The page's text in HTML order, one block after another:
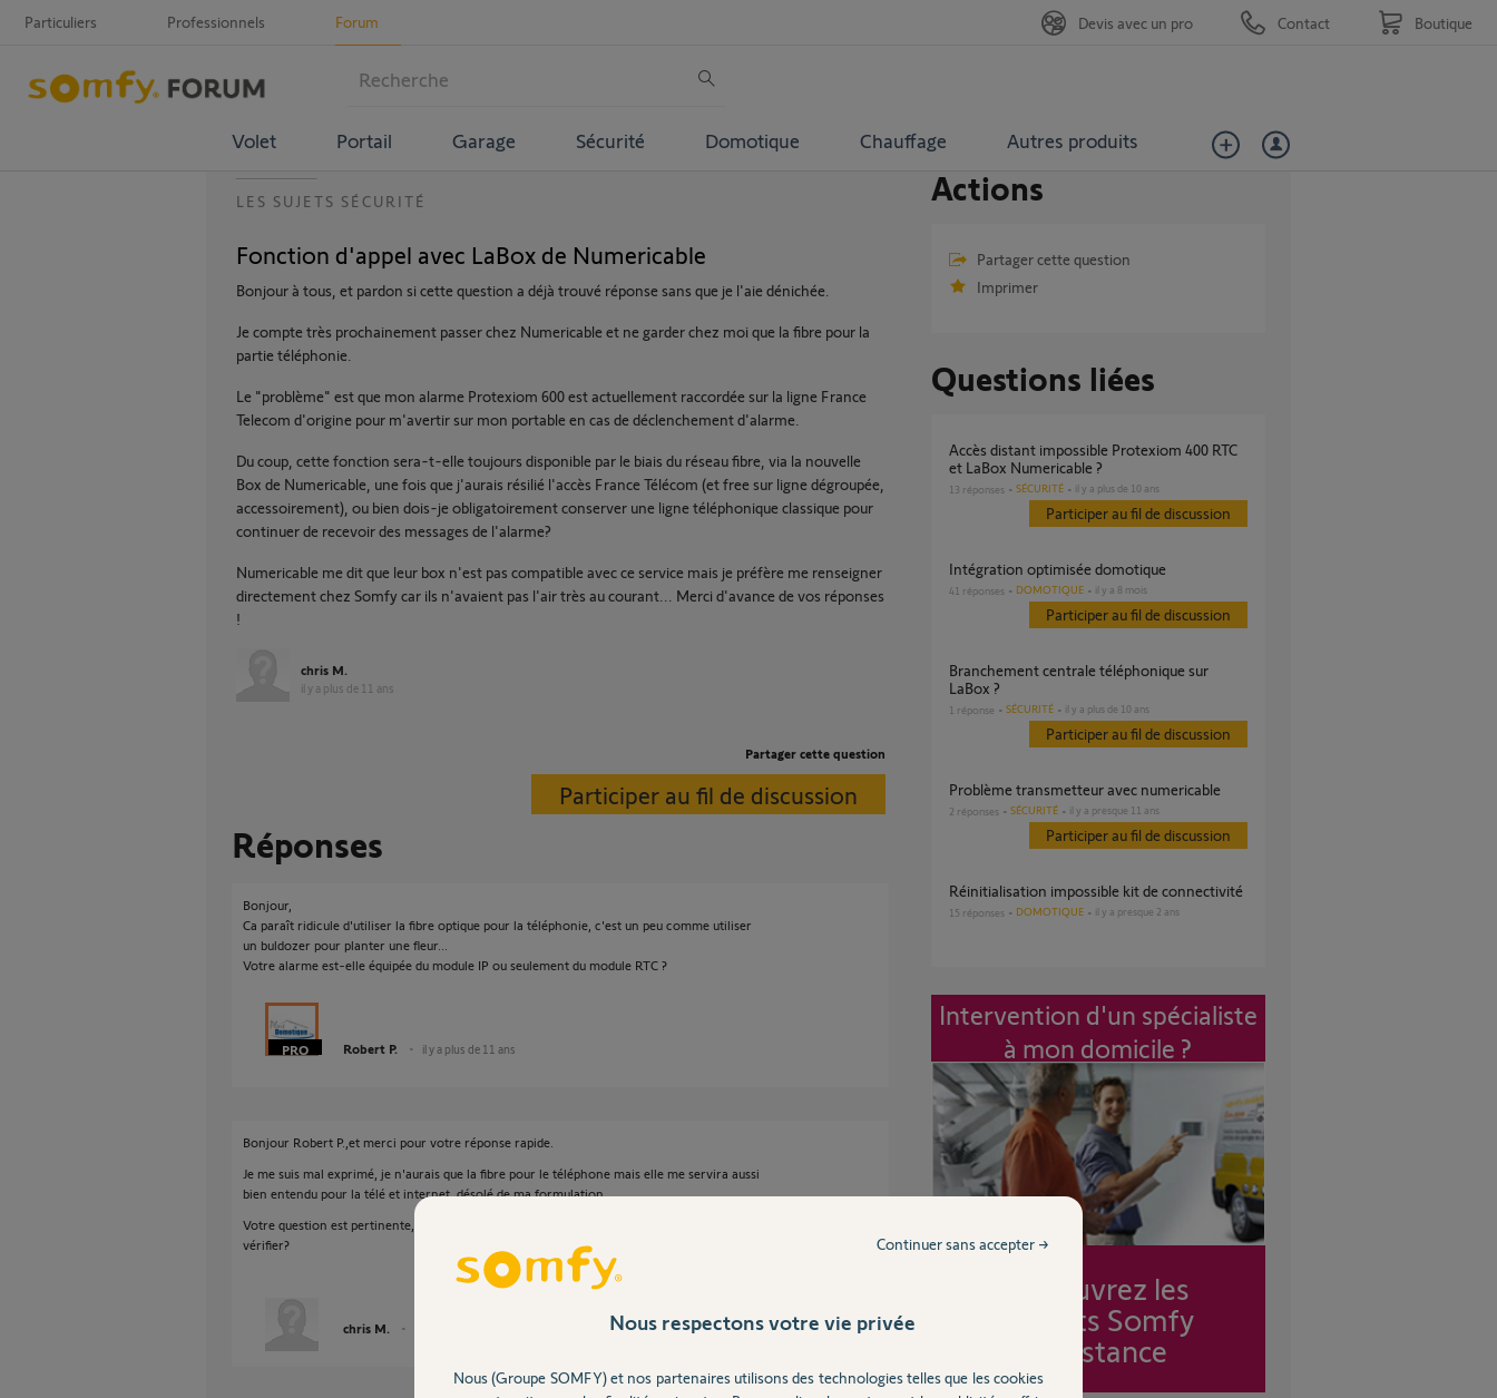
Particuliers Professionnels Forum
Volet Portail Garage Sécurité Domotique Chauffage Autres produits
Devis avec un pro Contact Boutique
LES SUJETS SÉCURITÉ
Fonction d'appel avec LaBox de Numericable
Bonjour à tous, et pardon si cette question a déjà trouvé réponse sans que je l'aie dénichée.
Je compte très prochainement passer chez Numericable et ne garder chez moi que la fibre pour la
partie téléphonie.
Le "problème" est que mon alarme Protexiom 600 est actuellement raccordée sur la ligne France
Telecom d'origine pour m'avertir sur mon portable en cas de déclenchement d'alarme.
Du coup, cette fonction sera-t-elle toujours disponible par le biais du réseau fibre, via la nouvelle
Box de Numericable, une fois que j'aurais résilié l'accès France Télécom (et free sur ligne dégroupée,
accessoirement), ou bien dois-je obligatoirement conserver une ligne téléphonique classique pour
continuer de recevoir des messages de l'alarme?
Numericable me dit que leur box n'est pas compatible avec ce service mais je préfère me renseigner
directement chez Somfy car ils n'avaient pas l'air très au courant... Merci d'avance de vos réponses
!
chris M.
il y a plus de 11 ans
Partager cette question
Participer au fil de discussion
Réponses
Bonjour,
Ca paraît ridicule d'utiliser la fibre optique pour la téléphonie, c'est un peu comme utiliser
un buldozer pour planter une fleur...
Votre alarme est-elle équipée du module IP ou seulement du module RTC ?
Robert P. il y a plus de 11 ans
Bonjour Robert P.,et merci pour votre réponse rapide.
Je me suis mal exprimé, je n'aurais que la fibre pour le téléphone mais elle me servira aussi
bien entendu pour la télé et internet, désolé de ma formulation.
Votre question est pertinente, j'avoue que j'ignore ce détail... Par quel moyen puis-je le
vérifier?
chris M.
Actions
Partager cette question
Imprimer
Questions liées
Accès distant impossible Protexiom 400 RTC
et LaBox Numericable ?
13 réponses SÉCURITÉ il y a plus de 10 ans
Participer au fil de discussion
Intégration optimisée domotique
41 réponses DOMOTIQUE il y a 8 mois
Participer au fil de discussion
Branchement centrale téléphonique sur
LaBox ?
1 réponse SÉCURITÉ il y a plus de 10 ans
Participer au fil de discussion
problème transmetteur avec numericable
2 réponses SÉCURITÉ il y a presque 11 ans
Participer au fil de discussion
Réinitialisation impossible kit de connectivité
15 réponses DOMOTIQUE il y a presque 2 ans
Intervention d'un spécialiste
à mon domicile ?
Découvrez les
forfaits Somfy
Assistance
Nous respectons votre vie privée
Nous (Groupe SOMFY) et nos partenaires utilisons des technologies telles que les cookies
Continuer sans accepter →